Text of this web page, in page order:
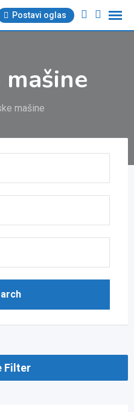
Postavi oglas
mašine
Filter